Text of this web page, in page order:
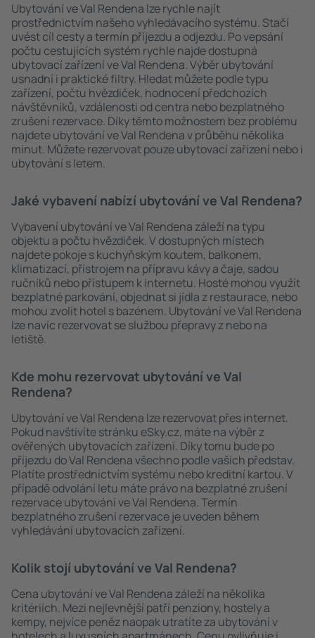
Ubytování ve Val Rendena lze rychle najít
prostřednictvím našeho vyhledávacího systému. Stačí
uvést cíl cesty a termín příjezdu a odjezdu. Po vepsání
počtu cestujících systém rychle najde dostupná
ubytovací zařízení ve Val Rendena. Výběr ubytování
usnadní i praktické filtry. Hledat můžete podle typu
zařízení, počtu hvězdiček, hodnocení předchozích
návštěvníků, vzdálenosti od centra nebo bezplatného
zrušení rezervace. Díky těmto možnostem bez problému
najdete ubytování ve Val Rendena v průběhu několika
minut. Můžete rezervovat pouze ubytovací zařízení nebo i
ubytování s letem.
Jaké vybavení nabízí ubytování ve Val Rendena?
Vybavení ubytování ve Val Rendena záleží na typu
objektu a počtu hvězdiček. V dostupných místech
najdete pokoje s kuchyňským koutem, balkonem,
klimatizací, přístrojem na přípravu kávy a čaje, sadou
ručníků nebo přístupem k internetu. Hosté mohou využít
bezplatné parkování, objednat si jídla z restaurace, nebo
mohou zvolit hotel s bazénem. Ubytování ve Val Rendena
lze navíc rezervovat se službou přepravy z nebo na
letiště.
Kde mohu rezervovat ubytování ve Val
Rendena?
Ubytování ve Val Rendena lze rezervovat přes internet.
Pokud navštívíte stránku eSky.cz, máte na výběr z
ověřených ubytovacích zařízení. Díky tomu bude po
příjezdu do Val Rendena všechno podle vašich představ.
Platíte prostřednictvím systému nebo kreditní kartou. V
případě odvolání letu máte právo na bezplatné zrušení
rezervace ubytování ve Val Rendena. Termín
bezplatného zrušení rezervace je uveden během
vyhledávání ubytovacích zařízení.
Kolik stojí ubytování ve Val Rendena?
Cena ubytování ve Val Rendena záleží na několika
kritériích. Mezi nejlevnější patří penziony, hostely a
kempy, nejvíce peněz naopak utratíte za ubytování v